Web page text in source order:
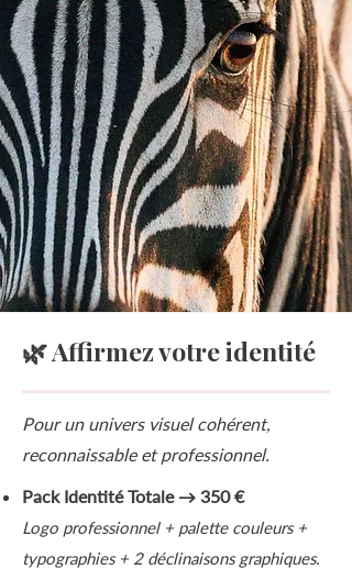
🌿 Affirmez votre identité
Pour un univers visuel cohérent,
reconnaissable et professionnel.
Pack Identité Totale → 350 €
Logo professionnel + palette couleurs +
typographies + 2 déclinaisons graphiques.